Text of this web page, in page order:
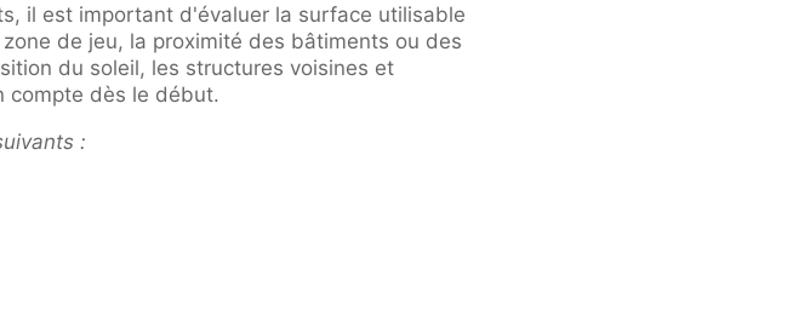
il est important d'évaluer la surface utilisable
de jeu, la proximité des bâtiments ou des
du soleil, les structures voisines et
compte dès le début.
: